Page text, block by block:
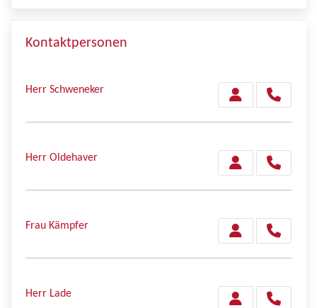
Kontaktpersonen
Herr Schweneker
Herr Oldehaver
Frau Kämpfer
Herr Lade